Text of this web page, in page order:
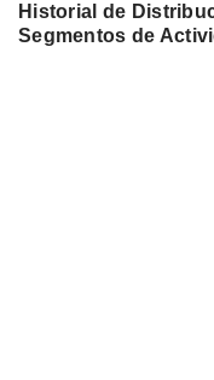
Historial de
Segmentos de